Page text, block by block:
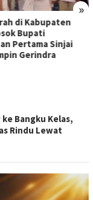
»
di Kabupaten
Bupati
Pertama Sinjai
Gerindra
Bangku Kelas,
Rindu Lewat